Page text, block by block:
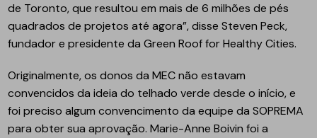
de Toronto, que resultou em mais de 6 milhões de pés
quadrados de projetos até agora”, disse Steven Peck,
fundador e presidente da Green Roof for Healthy Cities.
Originalmente, os donos da MEC não estavam
convencidos da ideia do telhado verde desde o início, e
foi preciso algum convencimento da equipe da SOPREMA
para obter sua aprovação. Marie-Anne Boivin foi a